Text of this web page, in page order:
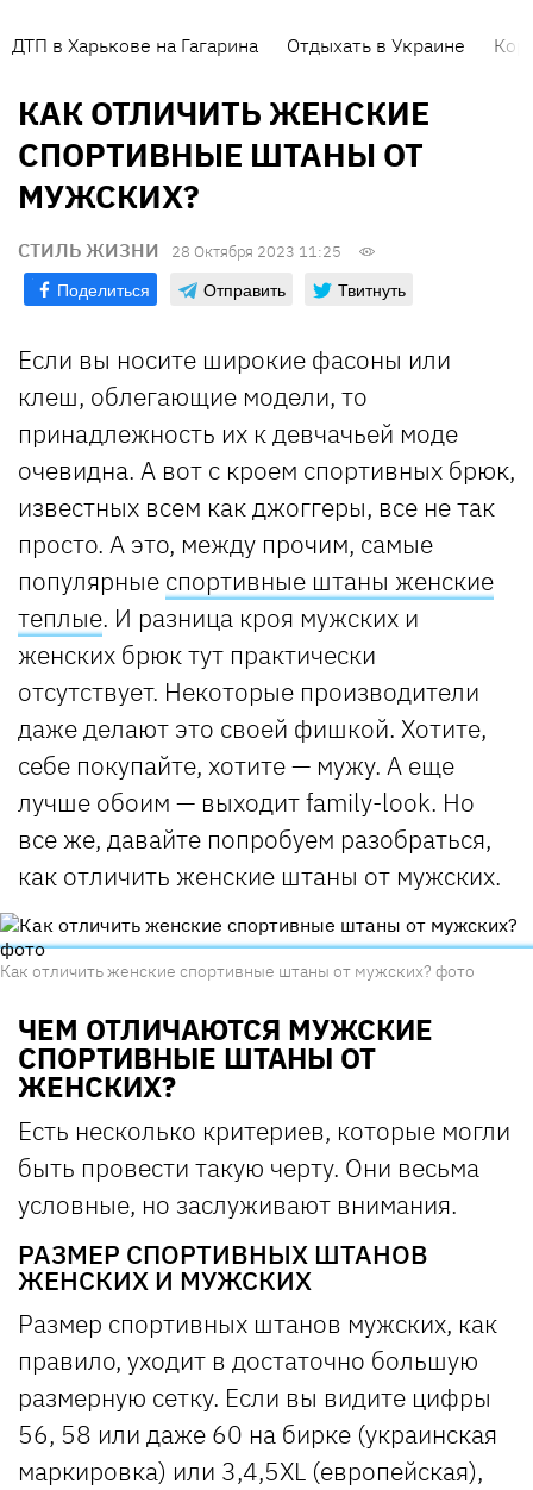
ДТП в Харькове на Гагарина Отдыхать в Украине
КАК ОТЛИЧИТЬ ЖЕНСКИЕ
СПОРТИВНЫЕ ШТАНЫ ОТ
МУЖСКИХ?
СТИЛЬ ЖИЗНИ 28 Октября 2023 11:25
Поделиться Отправить Твитнуть
Если вы носите широкие фасоны или
клеш, облегающие модели, то
принадлежность их к девчачьей моде
очевидна. А вот с кроем спортивных брюк,
известных всем как джоггеры, все не так
просто. А это, между прочим, самые
популярные спортивные штаны женские
теплые. И разница кроя мужских и
женских брюк тут практически
отсутствует. Некоторые производители
даже делают это своей фишкой. Хотите,
себе покупайте, хотите — мужу. А еще
лучше обоим — выходит family-look. Но
все же, давайте попробуем разобраться,
как отличить женские штаны от мужских.
Как отличить женские спортивные штаны от мужских? фото
ЧЕМ ОТЛИЧАЮТСЯ МУЖСКИЕ
СПОРТИВНЫЕ ШТАНЫ ОТ
ЖЕНСКИХ?
Есть несколько критериев, которые могли
быть провести такую черту. Они весьма
условные, но заслуживают внимания.
РАЗМЕР СПОРТИВНЫХ ШТАНОВ
ЖЕНСКИХ И МУЖСКИХ
Размер спортивных штанов мужских, как
правило, уходит в достаточно большую
размерную сетку. Если вы видите цифры
56, 58 или даже 60 на бирке (украинская
маркировка) или 3,4,5XL (европейская),